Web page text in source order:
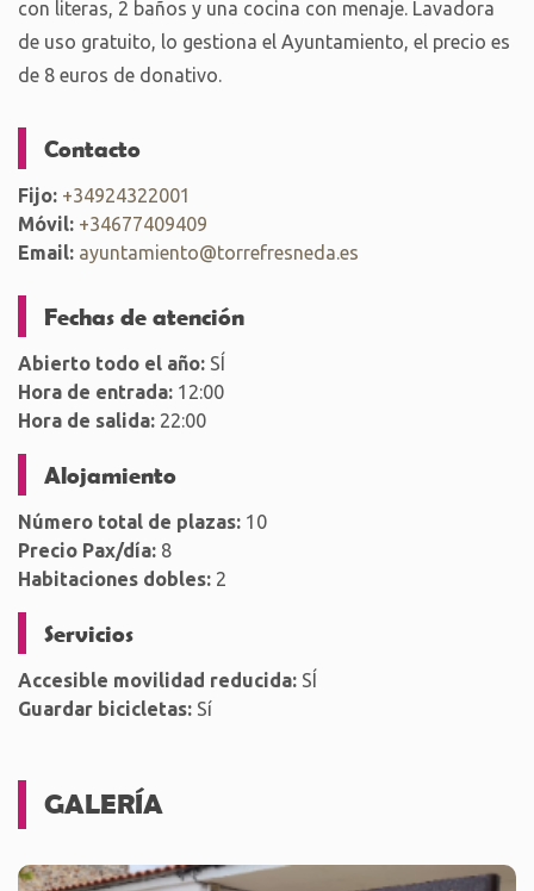
con literas, 2 baños y una cocina con menaje. Lavadora
de uso gratuito, lo gestiona el Ayuntamiento, el precio es
de 8 euros de donativo.
Contacto
Fijo: +34924322001
Móvil: +34677409409
Email: ayuntamiento@torrefresneda.es
Fechas de atención
Abierto todo el año: SÍ
Hora de entrada: 12:00
Hora de salida: 22:00
Alojamiento
Número total de plazas: 10
Precio Pax/día: 8
Habitaciones dobles: 2
Servicios
Accesible movilidad reducida: SÍ
Guardar bicicletas: Sí
GALERÍA